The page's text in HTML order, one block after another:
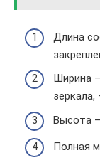
Длина
Ширина
зеркала,
Высота
Полная